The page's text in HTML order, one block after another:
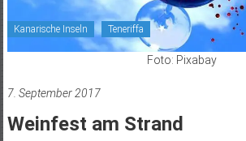
Kanarische Inseln Teneriffa
Foto: Pixabay
7. September 2017
Weinfest am Strand